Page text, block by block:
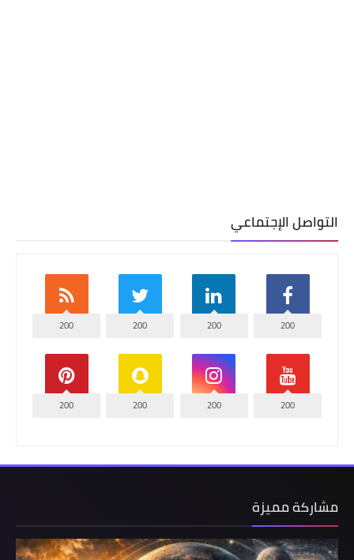
التواصل الإجتماعي
200
200
200
200
200
200
200
200
مشاركة مميزة